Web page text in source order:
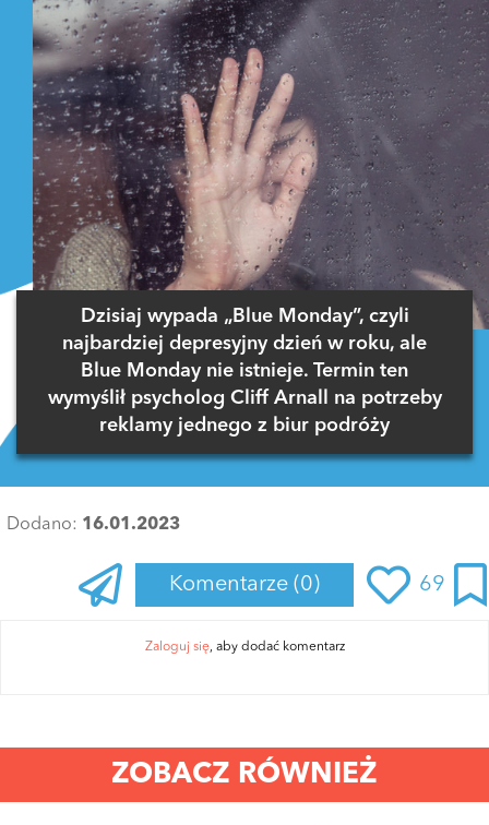
Dzisiaj wypada „Blue Monday”, czyli
najbardziej depresyjny dzień w roku, ale
Blue Monday nie istnieje. Termin ten
wymyślił psycholog Cliff Arnall na potrzeby
reklamy jednego z biur podróży
Dodano: 16.01.2023
Komentarze (0) 69
Zaloguj się, aby dodać komentarz
ZOBACZ RÓWNIEŻ